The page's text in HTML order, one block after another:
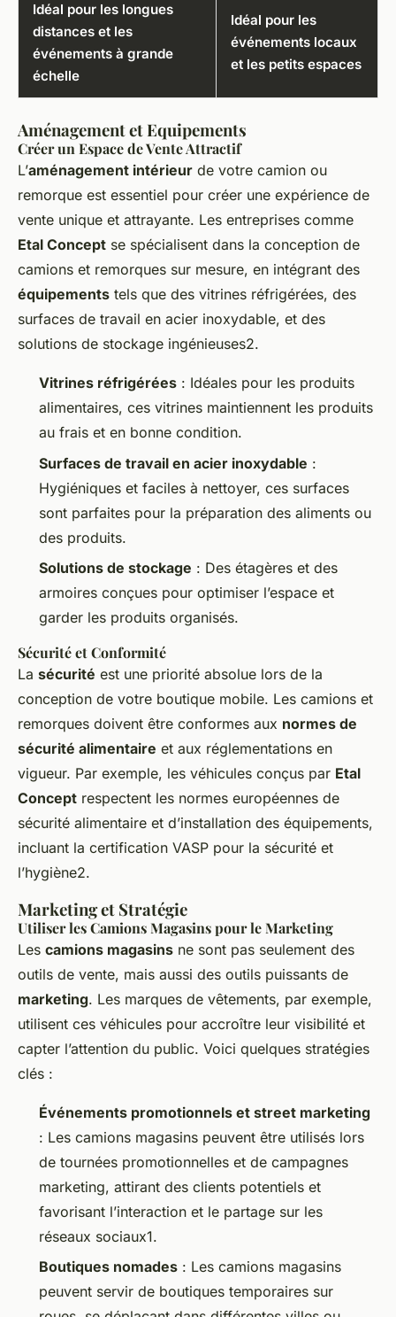
Idéal pour les longues
distances et les
événements à grande
échelle
Idéal pour les
événements locaux
et les petits espaces
Aménagement et Equipements
Créer un Espace de Vente Attractif
L’aménagement intérieur de votre camion ou
remorque est essentiel pour créer une expérience de
vente unique et attrayante. Les entreprises comme
Etal Concept se spécialisent dans la conception de
camions et remorques sur mesure, en intégrant des
équipements tels que des vitrines réfrigérées, des
surfaces de travail en acier inoxydable, et des
solutions de stockage ingénieuses2.
Vitrines réfrigérées : Idéales pour les produits
alimentaires, ces vitrines maintiennent les produits
au frais et en bonne condition.
Surfaces de travail en acier inoxydable :
Hygiéniques et faciles à nettoyer, ces surfaces
sont parfaites pour la préparation des aliments ou
des produits.
Solutions de stockage : Des étagères et des
armoires conçues pour optimiser l’espace et
garder les produits organisés.
Sécurité et Conformité
La sécurité est une priorité absolue lors de la
conception de votre boutique mobile. Les camions et
remorques doivent être conformes aux normes de
sécurité alimentaire et aux réglementations en
vigueur. Par exemple, les véhicules conçus par Etal
Concept respectent les normes européennes de
sécurité alimentaire et d’installation des équipements,
incluant la certification VASP pour la sécurité et
l’hygiène2.
Marketing et Stratégie
Utiliser les Camions Magasins pour le Marketing
Les camions magasins ne sont pas seulement des
outils de vente, mais aussi des outils puissants de
marketing. Les marques de vêtements, par exemple,
utilisent ces véhicules pour accroître leur visibilité et
capter l’attention du public. Voici quelques stratégies
clés :
Événements promotionnels et street marketing
: Les camions magasins peuvent être utilisés lors
de tournées promotionnelles et de campagnes
marketing, attirant des clients potentiels et
favorisant l’interaction et le partage sur les
réseaux sociaux1.
Boutiques nomades : Les camions magasins
peuvent servir de boutiques temporaires sur